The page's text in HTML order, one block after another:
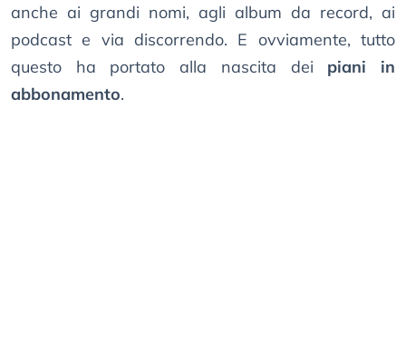
anche ai grandi nomi, agli album da record, ai
podcast e via discorrendo. E ovviamente, tutto
questo ha portato alla nascita dei piani in
abbonamento.